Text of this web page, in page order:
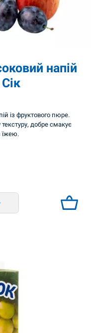
напій
із фруктового пюре.
добре смакує
їжею.
Наш Сік quantity